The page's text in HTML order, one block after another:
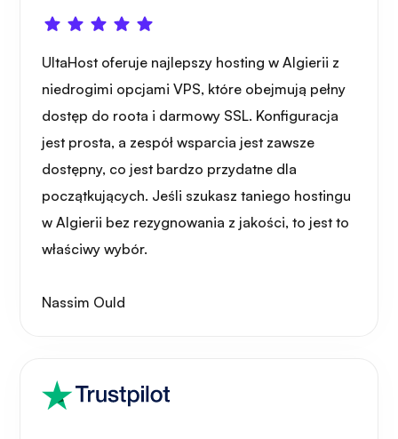
UltaHost oferuje najlepszy hosting w Algierii z
niedrogimi opcjami VPS, które obejmują pełny
dostęp do roota i darmowy SSL. Konfiguracja
jest prosta, a zespół wsparcia jest zawsze
dostępny, co jest bardzo przydatne dla
początkujących. Jeśli szukasz taniego hostingu
w Algierii bez rezygnowania z jakości, to jest to
właściwy wybór.
Nassim Ould